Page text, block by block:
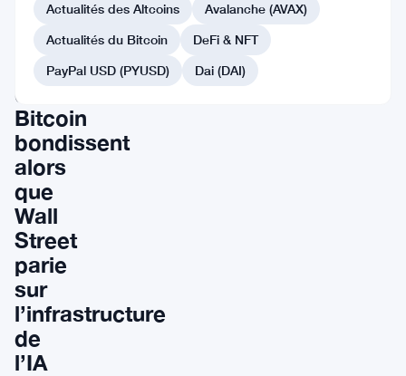
actions
des
mines
de
Bitcoin
bondissent
alors
que
Wall
Street
parie
sur
l’infrastructure
de
l’IA
Actualités des Altcoins
Avalanche (AVAX)
Actualités du Bitcoin
DeFi & NFT
PayPal USD (PYUSD)
Dai (DAI)